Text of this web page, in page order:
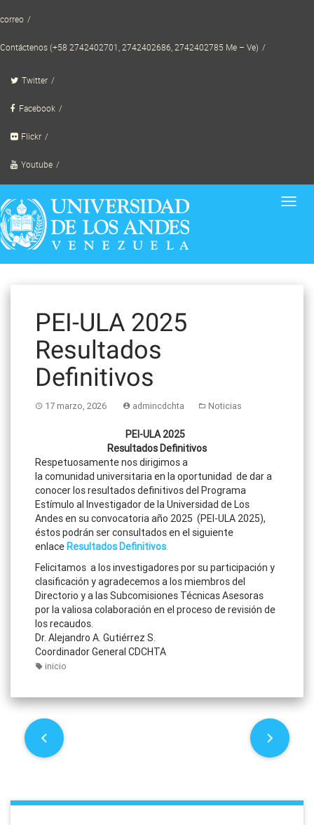
to
correo
Contáctenos (+58 2742402701, 2742402686, 2742402785 Me – Ve)
Twitter
Facebook
Flickr
Youtube
PEI-ULA 2025
Resultados
Definitivos
17 marzo, 2026 admincdchta Noticias
PEI-ULA 2025
Resultados Definitivos
Respetuosamente nos dirigimos a
la comunidad universitaria en la oportunidad de dar a
conocer los resultados definitivos del Programa
Estímulo al Investigador de la Universidad de Los
Andes en su convocatoria año 2025 (PEI-ULA 2025),
éstos podrán ser consultados en el siguiente
enlace Resultados Definitivos
Felicitamos a los investigadores por su participación y
clasificación y agradecemos a los miembros del
Directorio y a las Subcomisiones Técnicas Asesoras
por la valiosa colaboración en el proceso de revisión de
los recaudos.
Dr. Alejandro A. Gutiérrez S.
Coordinador General CDCHTA
inicio
P
s